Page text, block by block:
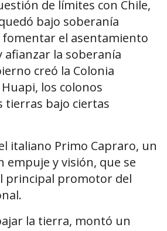
de límites con Chile,
bajo soberanía
el asentamiento
afianzar la soberanía
creó la Colonia
los colonos
tierras bajo ciertas
italiano Primo Capraro, un
empuje y visión, que se
principal promotor del
la tierra, montó un